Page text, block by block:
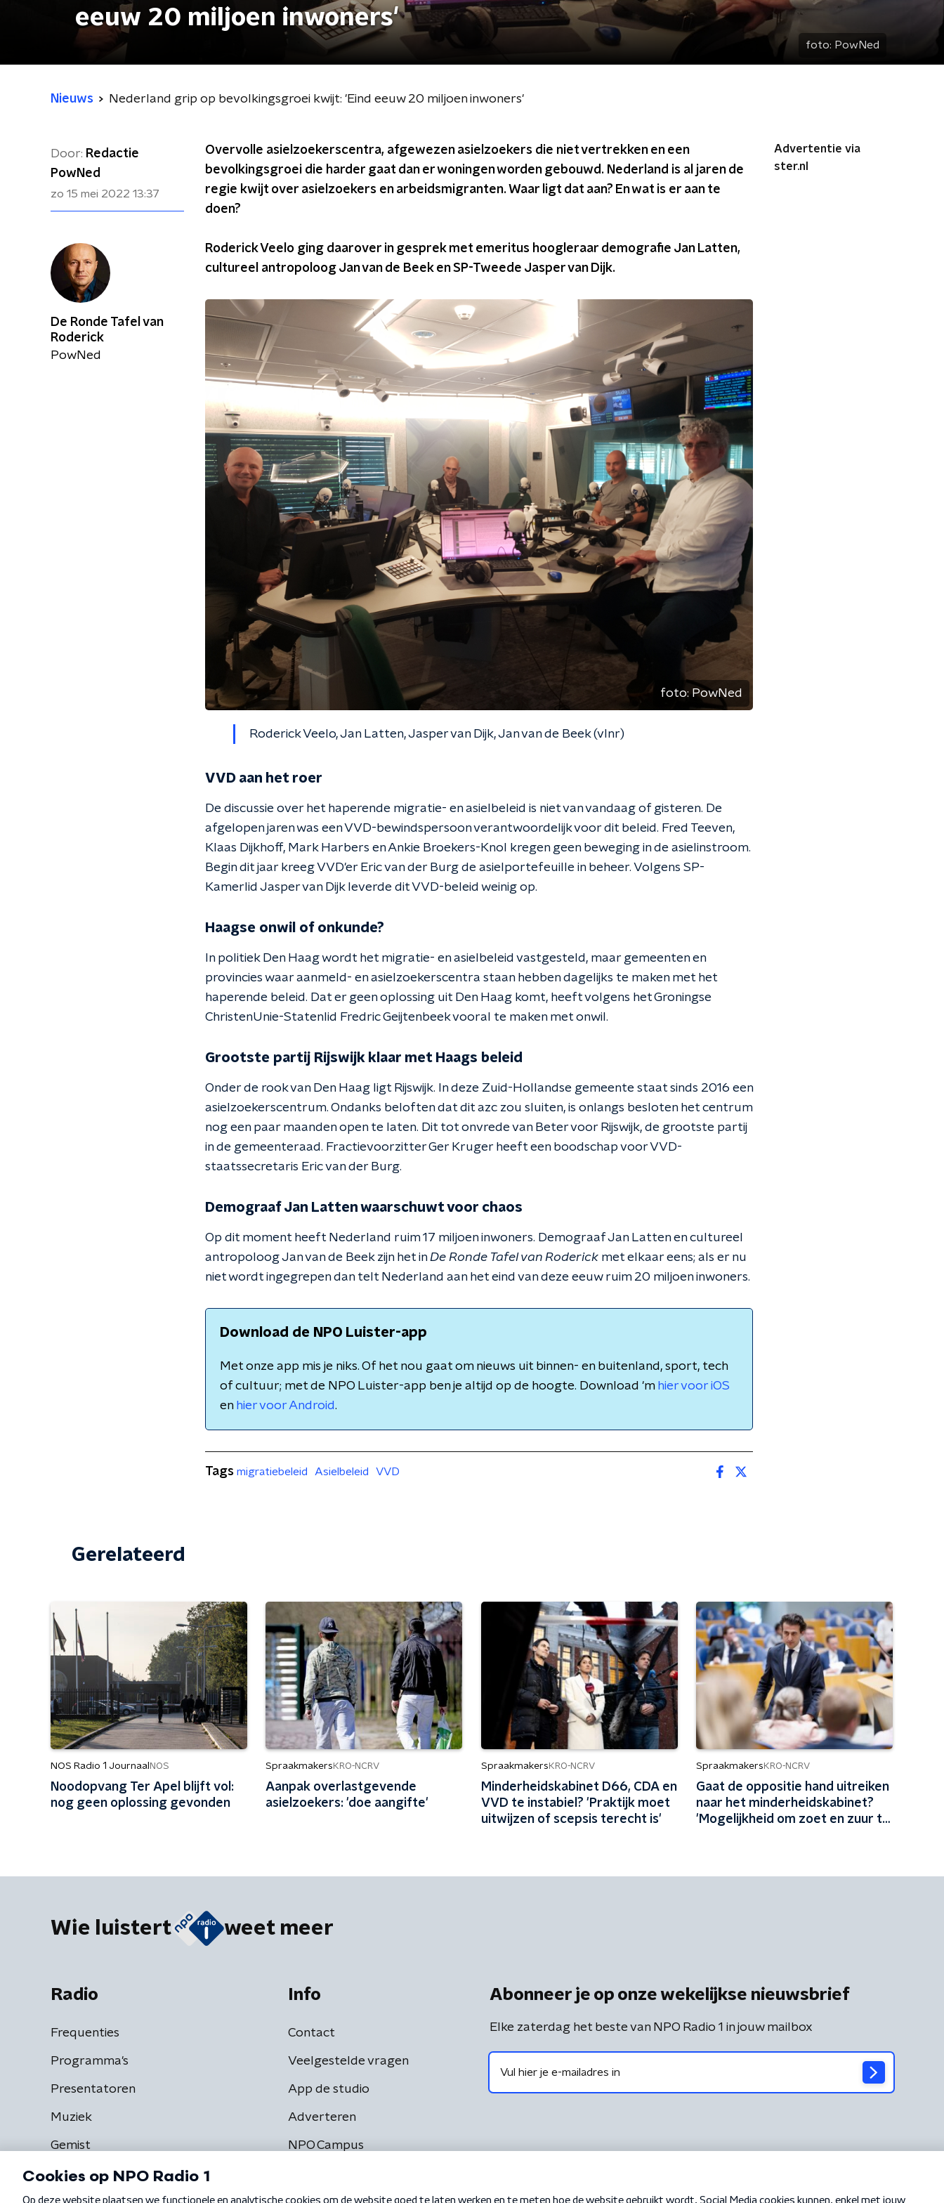
eeuw 20 miljoen inwoners'
foto: PowNed
Nieuws Nederland grip op bevolkingsgroei kwijt: 'Eind eeuw 20 miljoen inwoners'
Door: Redactie
PowNed
zo 15 mei 2022 13:37
Overvolle asielzoekerscentra, afgewezen asielzoekers die niet vertrekken en een
bevolkingsgroei die harder gaat dan er woningen worden gebouwd. Nederland is al jaren de
regie kwijt over asielzoekers en arbeidsmigranten. Waar ligt dat aan? En wat is er aan te
doen?
Roderick Veelo ging daarover in gesprek met emeritus hoogleraar demografie Jan Latten,
cultureel antropoloog Jan van de Beek en SP-Tweede Jasper van Dijk.
foto: PowNed
Roderick Veelo, Jan Latten, Jasper van Dijk, Jan van de Beek (vlnr)
VVD aan het roer
De discussie over het haperende migratie- en asielbeleid is niet van vandaag of gisteren. De
afgelopen jaren was een VVD-bewindspersoon verantwoordelijk voor dit beleid. Fred Teeven,
Klaas Dijkhoff, Mark Harbers en Ankie Broekers-Knol kregen geen beweging in de asielinstroom.
Begin dit jaar kreeg VVD'er Eric van der Burg de asielportefeuille in beheer. Volgens SP-
Kamerlid Jasper van Dijk leverde dit VVD-beleid weinig op.
Haagse onwil of onkunde?
In politiek Den Haag wordt het migratie- en asielbeleid vastgesteld, maar gemeenten en
provincies waar aanmeld- en asielzoekerscentra staan hebben dagelijks te maken met het
haperende beleid. Dat er geen oplossing uit Den Haag komt, heeft volgens het Groningse
ChristenUnie-Statenlid Fredric Geijtenbeek vooral te maken met onwil.
Grootste partij Rijswijk klaar met Haags beleid
Onder de rook van Den Haag ligt Rijswijk. In deze Zuid-Hollandse gemeente staat sinds 2016 een
asielzoekerscentrum. Ondanks beloften dat dit azc zou sluiten, is onlangs besloten het centrum
nog een paar maanden open te laten. Dit tot onvrede van Beter voor Rijswijk, de grootste partij
in de gemeenteraad. Fractievoorzitter Ger Kruger heeft een boodschap voor VVD-
staatssecretaris Eric van der Burg.
Demograaf Jan Latten waarschuwt voor chaos
Op dit moment heeft Nederland ruim 17 miljoen inwoners. Demograaf Jan Latten en cultureel
antropoloog Jan van de Beek zijn het inDe Ronde Tafel van Roderick met elkaar eens; als er nu
niet wordt ingegrepen dan telt Nederland aan het eind van deze eeuw ruim 20 miljoen inwoners.
Download de NPO Luister-app
Met onze app mis je niks. Of het nou gaat om nieuws uit binnen- en buitenland, sport, tech
of cultuur; met de NPO Luister-app ben je altijd op de hoogte. Download 'm hier voor iOS
en hier voor Android.
Advertentie via
ster.nl
De Ronde Tafel van
Roderick
PowNed
Tags migratiebeleid Asielbeleid VVD
Gerelateerd
NOS Radio 1 Journaal NOS
Noodopvang Ter Apel blijft vol:
nog geen oplossing gevonden
Spraakmakers KRO-NCRV
Aanpak overlastgevende
asielzoekers: 'doe aangifte'
Spraakmakers KRO-NCRV
Minderheidskabinet D66, CDA en
VVD te instabiel? 'Praktijk moet
uitwijzen of scepsis terecht is'
Spraakmakers KRO-NCRV
Gaat de oppositie hand uitreiken
naar het minderheidskabinet?
'Mogelijkheid om zoet en zuur te
Wie luistert weet meer
Radio
Frequenties
Programma's
Presentatoren
Muziek
Gemist
Info
Contact
Veelgestelde vragen
App de studio
Adverteren
NPO Campus
Abonneer je op onze wekelijkse nieuwsbrief
Elke zaterdag het beste van NPO Radio 1 in jouw mailbox